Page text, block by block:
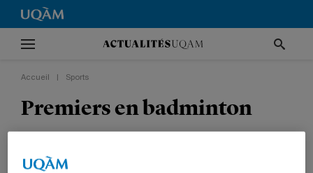
Accueil Sports
Premiers en badminton
du classement québécois.